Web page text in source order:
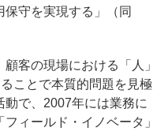
守を実現する」（同
客の現場における「人」
ことで本質的問題を見極
で、2007年には業務に
ィールド・イノベータ」